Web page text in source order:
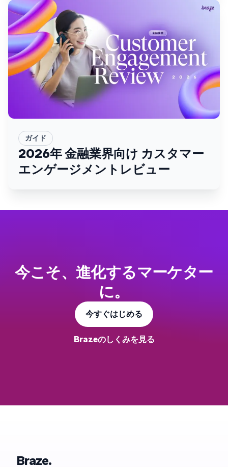
ガイド
2026年 金融業界向け カスタマー
エンゲージメントレビュー
今こそ、進化するマーケター
に。
今すぐはじめる
Brazeのしくみを見る
Braze.